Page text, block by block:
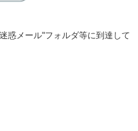
惑メール"フォルダ等に到達して